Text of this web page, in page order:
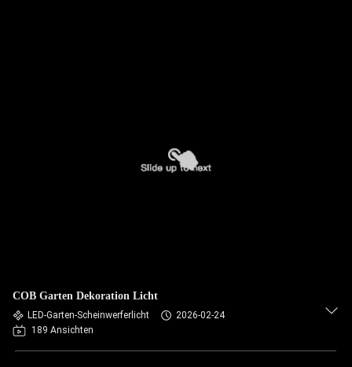
COB Garten Dekoration Licht
LED-Garten-Scheinwerferlicht
2026-02-24
189 Ansichten